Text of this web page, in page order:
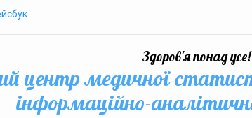
Здоров'я понад усе!
центр медичної
інформаційно-